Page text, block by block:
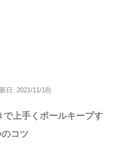
日: 2021/11/18)
上手くボールキープす
コツ